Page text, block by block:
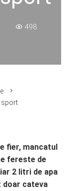
498
sport
fier, mancatul
fereste de
2 litri de apa
doar cateva